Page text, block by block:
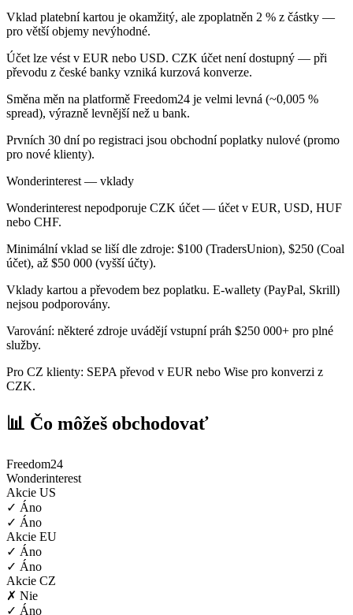
Vklad platební kartou je okamžitý, ale zpoplatněn 2 % z částky —
pro větší objemy nevýhodné.
Účet lze vést v EUR nebo USD. CZK účet není dostupný — při
převodu z české banky vzniká kurzová konverze.
Směna měn na platformě Freedom24 je velmi levná (~0,005 %
spread), výrazně levnější než u bank.
Prvních 30 dní po registraci jsou obchodní poplatky nulové (promo
pro nové klienty).
Wonderinterest — vklady
Wonderinterest nepodporuje CZK účet — účet v EUR, USD, HUF
nebo CHF.
Minimální vklad se liší dle zdroje: $100 (TradersUnion), $250 (Coal
účet), až $50 000 (vyšší účty).
Vklady kartou a převodem bez poplatku. E-wallety (PayPal, Skrill)
nejsou podporovány.
Varování: některé zdroje uvádějí vstupní práh $250 000+ pro plné
služby.
Pro CZ klienty: SEPA převod v EUR nebo Wise pro konverzi z
CZK.
📊 Čo môžeš obchodovať
Freedom24
Wonderinterest
Akcie US
✓ Áno
✓ Áno
Akcie EU
✓ Áno
✓ Áno
Akcie CZ
✗ Nie
✓ Áno